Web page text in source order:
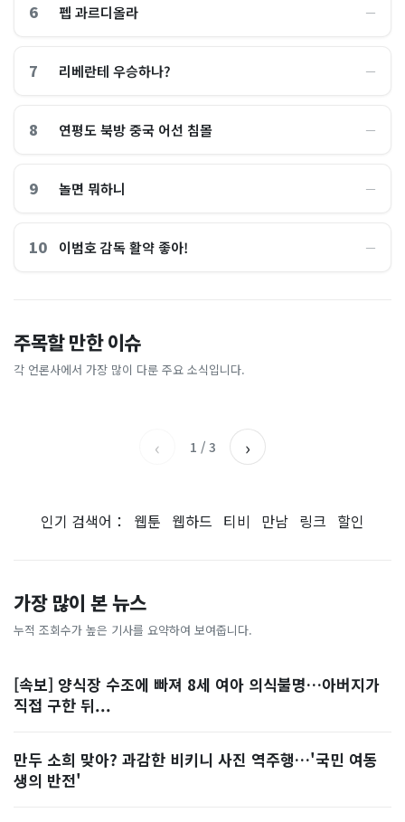
6 펩 과르디올라 ―
7 리베란테 우승하나? ―
8 연평도 북방 중국 어선 침몰 ―
9 놀면 뭐하니 ―
10 이범호 감독 활약 좋아! ―
주목할 만한 이슈
각 언론사에서 가장 많이 다룬 주요 소식입니다.
홈플러스, 2000억원으로 '시
간'을 샀다
비즈워치
왜?매일경제
[날씨] 오늘 밤 또 내린다...내
륙 중심 최대 150mm
졌다...국산 53개 중소기업이
‹ 1 / 3 ›
인기 검색어： 웹툰 웹하드 티비 만남 링크 할인
가장 많이 본 뉴스
누적 조회수가 높은 기사를 요약하여 보여줍니다.
[속보] 양식장 수조에 빠져 8세 여아 의식불명…아버지가
직접 구한 뒤...
만두 소희 맞아? 과감한 비키니 사진 역주행…'국민 여동
생의 반전'